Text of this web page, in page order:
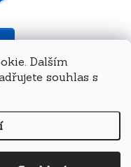
Dalším
souhlas s